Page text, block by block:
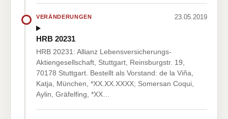
VERÄNDERUNGEN 23.05.2019
HRB 20231
HRB 20231: Allianz Lebensversicherungs-
Aktiengesellschaft, Stuttgart, Reinsburgstr. 19,
70178 Stuttgart. Bestellt als Vorstand: de la Viña,
Katja, München, *XX.XX.XXXX; Somersan Coqui,
Aylin, Gräfelfing, *XX…